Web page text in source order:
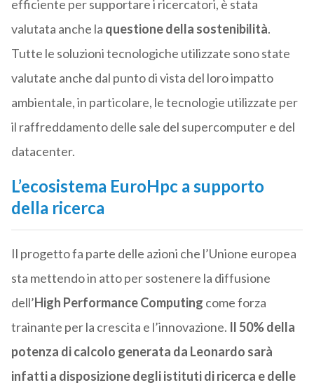
efficiente per supportare i ricercatori, è stata
valutata anche la questione della sostenibilità.
Tutte le soluzioni tecnologiche utilizzate sono state
valutate anche dal punto di vista del loro impatto
ambientale, in particolare, le tecnologie utilizzate per
il raffreddamento delle sale del supercomputer e del
datacenter.
L’ecosistema EuroHpc a supporto
della ricerca
Il progetto fa parte delle azioni che l’Unione europea
sta mettendo in atto per sostenere la diffusione
dell’High Performance Computing come forza
trainante per la crescita e l’innovazione. Il 50% della
potenza di calcolo generata da Leonardo sarà
infatti a disposizione degli istituti di ricerca e delle